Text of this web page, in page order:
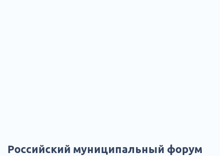
Российский муниципальный форум